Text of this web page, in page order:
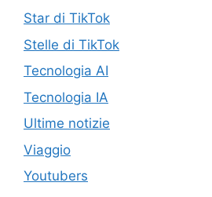
Star di TikTok
Stelle di TikTok
Tecnologia AI
Tecnologia IA
Ultime notizie
Viaggio
Youtubers